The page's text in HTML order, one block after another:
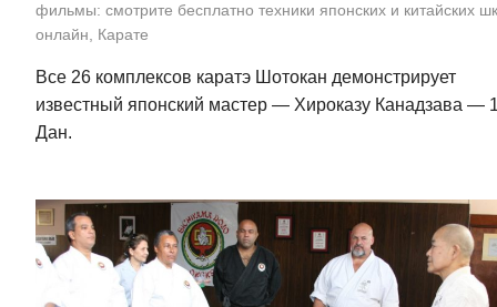
фильмы: смотрите бесплатно техники японских и китайских
онлайн, Карате
Все 26 комплексов каратэ Шотокан демонстрирует
известный японский мастер — Хироказу Канадзава —
Дан.